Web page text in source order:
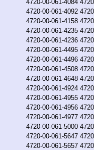
4720-00-061-4084
4720-00-061-4092
4720-00-061-4158
4720-00-061-4235
4720-00-061-4236
4720-00-061-4495
4720-00-061-4496
4720-00-061-4508
4720-00-061-4648
4720-00-061-4924
4720-00-061-4955
4720-00-061-4956
4720-00-061-4977
4720-00-061-5000
4720-00-061-5647
4720-00-061-5657